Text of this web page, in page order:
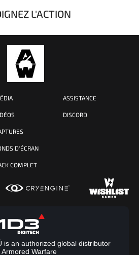
L'ACTION
D'ÉCRAN
COMPLET
ASSISTANCE
DISCORD
is an authorized global distributor
Armored Warfare